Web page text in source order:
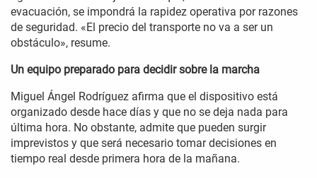
evacuación, se impondrá la rapidez operativa por razones
de seguridad. «El precio del transporte no va a ser un
obstáculo», resume.
Un equipo preparado para decidir sobre la marcha
Miguel Ángel Rodríguez afirma que el dispositivo está
organizado desde hace días y que no se deja nada para
última hora. No obstante, admite que pueden surgir
imprevistos y que será necesario tomar decisiones en
tiempo real desde primera hora de la mañana.